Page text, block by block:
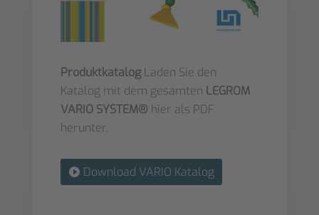
ProduktkatalogLaden Sie den
Katalog mit dem gesamten LEGROM
VARIO SYSTEM® hier als PDF
herunter.
Download VARIO Katalog